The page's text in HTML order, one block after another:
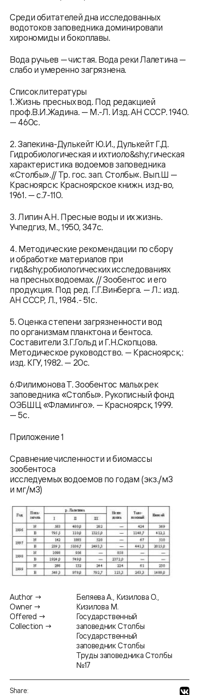
Среди обитателей дна исследованных
водотоков заповедника доминировали
хирономиды и бокоплавы.
Вода ручьев — чистая. Вода реки Лалетина —
слабо и умеренно загрязнена.
Список литературы
1. Жизнь пресных вод. Под редакцией
проф.В.И.Жадина. — М.-Л. Изд. АН СССР. 1940.
— 460с.
2. Запекина-Дулькейт Ю.И., Дулькейт Г.Д.
Гидробиологическая и ихтиоло&shy;гическая
характеристика водоемов заповедника
«Столбы».// Тр. гос. зап. Столбы«. Вып.Ш —
Красноярск: Красноярское книжн. изд-во,
1961. — с.7-110.
3. Липин А.Н. Пресные воды и их жизнь.
Учпедгиз, М., 1950, 347с.
4. Методические рекомендации по сбору
и обработке материалов при
гид&shy;робиологических исследованиях
на пресных водоемах. // Зообентос и его
продукция. Под ред. Г.Г.Винберга. — Л.: изд.
АН СССР, Л., 1984.- 51с.
5. Оценка степени загрязненности вод
по организмам планктона и бентоса.
Составители З.Г.Гольд и Г.Н.Скопцова.
Методическое руководство. — Красноярск,:
изд. КГУ, 1982. — 20с.
6.Филимонова Т. Зообентос малых рек
заповедника «Столбы». Рукописный фонд
ОЭБШЦ «Фламинго». — Красноярск, 1999.
— 5с.
Приложение 1
Сравнение численности и биомассы
зообентоса
исследуемых водоемов по годам (экз./м3
и мг/м3)
Author →
Owner →
Offered →
Collection →
Беляева А., Кизилова О.,
Кизилова М.
Государственный
заповедник Столбы
Государственный
заповедник Столбы
Труды заповедника Столбы
№17
Share: